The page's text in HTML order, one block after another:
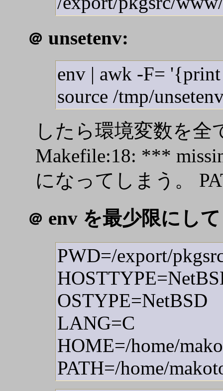
＠ unsetenv:
env | awk -F=
source /tmp/
したら環境変数を
Makefile:18: ***
になってしまう。
＠ env を最少限にし
PWD=/export/
OSTYPE=NetBSD
LANG=C
HOME=/home/
PATH=/home/